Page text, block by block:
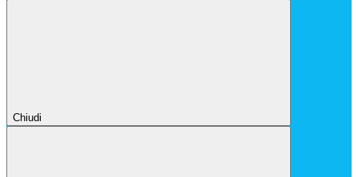
Chiudi